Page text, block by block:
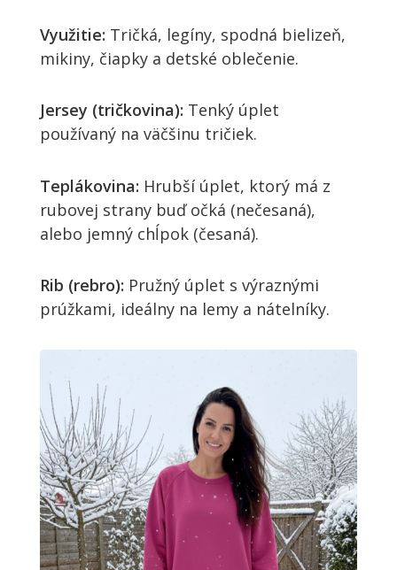
Využitie: Tričká, legíny, spodná bielizeň,
mikiny, čiapky a detské oblečenie.
Jersey (tričkovina): Tenký úplet
používaný na väčšinu tričiek.
Teplákovina: Hrubší úplet, ktorý má z
rubovej strany buď očká (nečesaná),
alebo jemný chĺpok (česaná).
Rib (rebro): Pružný úplet s výraznými
prúžkami, ideálny na lemy a nátelníky.